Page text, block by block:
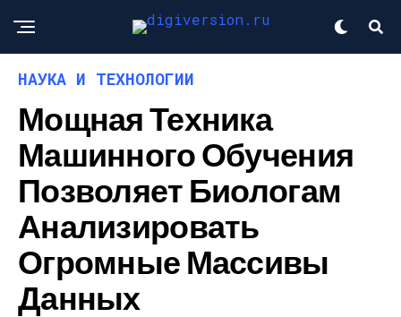
НАУКА И ТЕХНОЛОГИИ
Мощная Техника
Машинного Обучения
Позволяет Биологам
Анализировать
Огромные Массивы
Данных